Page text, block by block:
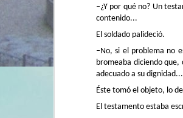
–¿Y por qué no? Un
contenido...
El soldado palideció.
–No, si el problema no
bromeaba diciendo
adecuado a su
Éste tomó el objeto, lo
El testamento estaba